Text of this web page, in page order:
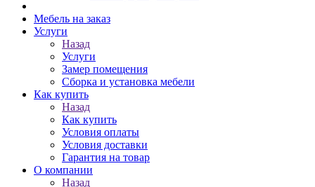
Мебель на заказ
Услуги
Назад
Услуги
Замер помещения
Сборка и установка мебели
Как купить
Назад
Как купить
Условия оплаты
Условия доставки
Гарантия на товар
О компании
Назад